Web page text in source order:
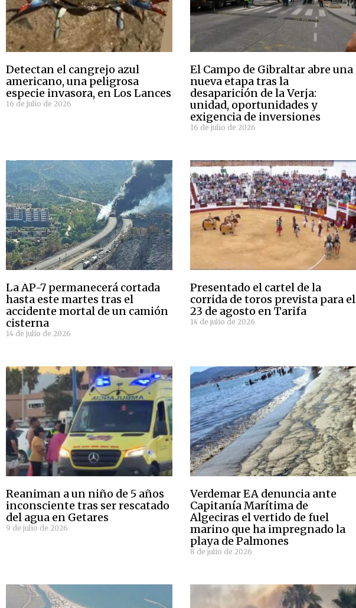
Detectan el cangrejo azul
americano, una peligrosa
especie invasora, en Los Lances
16 de julio de 2026
El Campo de Gibraltar abre una
nueva etapa tras la
desaparición de la Verja:
unidad, oportunidades y
exigencia de inversiones
16 de julio de 2026
La AP-7 permanecerá cortada
hasta este martes tras el
accidente mortal de un camión
cisterna
14 de julio de 2026
Presentado el cartel de la
corrida de toros prevista para el
23 de agosto en Tarifa
14 de julio de 2026
Reaniman a un niño de 5 años
inconsciente tras ser rescatado
del agua en Getares
9 de julio de 2026
Verdemar EA denuncia ante
Capitanía Marítima de
Algeciras el vertido de fuel
marino que ha impregnado la
playa de Palmones
8 de julio de 2026